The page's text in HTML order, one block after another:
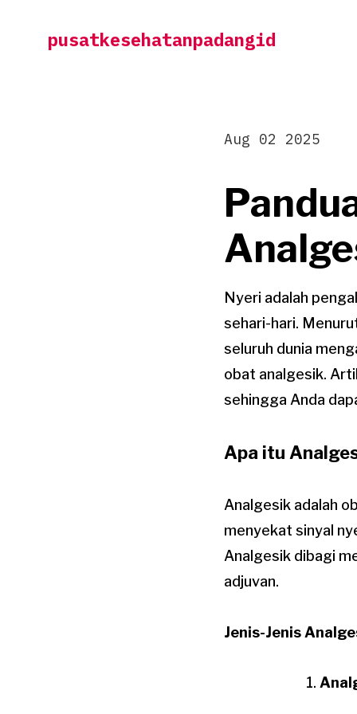
pusatkesehatanpadangid
Aug 02 2025
Nyeri adalah
sehari-hari.
seluruh dunia
obat analgesik.
sehingga Anda
Apa itu
Analgesik adalah
menyekat sinyal
Analgesik dibagi
adjuvan.
Jenis-Jenis